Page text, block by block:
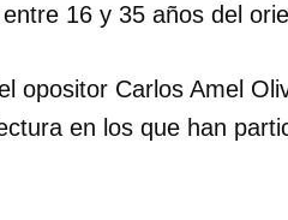
16 y 35 años del
opositor Carlos Amel
en los que han